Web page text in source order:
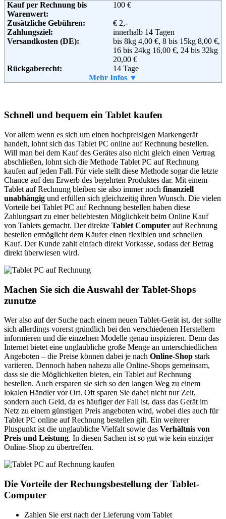
Kauf per Rechnung bis
Warenwert:
100 €
Zusätzliche Gebühren:
€ 2,-
Zahlungsziel:
innerhalb 14 Tagen
Versandkosten (DE):
bis 8kg 4,00 €, 8 bis 15kg 8,00 €,
16 bis 24kg 16,00 €, 24 bis 32kg
20,00 €
Rückgaberecht:
14 Tage
Nein
Mehr Infos ▼
Schnell und bequem ein Tablet kaufen
Vor allem wenn es sich um einen hochpreisigen Markengerät
handelt, lohnt sich das Tablet PC online auf Rechnung bestellen.
Will man bei dem Kauf des Gerätes also nicht gleich einen Vertrag
abschließen, lohnt sich die Methode Tablet PC auf Rechnung
kaufen auf jeden Fall. Für viele stellt diese Methode sogar die letzte
Chance auf den Erwerb des begehrten Produktes dar. Mit einem
Tablet auf Rechnung bleiben sie also immer noch finanziell
unabhängig und erfüllen sich gleichzeitig ihren Wunsch. Die vielen
Vorteile bei Tablet PC auf Rechnung bestellen haben diese
Zahlungsart zu einer beliebtesten Möglichkeit beim Online Kauf
von Tablets gemacht. Der direkte Tablet Computer auf Rechnung
bestellen ermöglicht dem Käufer einen flexiblen und schnellen
Kauf. Der Kunde zahlt einfach direkt Vorkasse, sodass der Betrag
direkt überwiesen wird.
Machen Sie sich die Auswahl der Tablet-Shops
zunutze
Wer also auf der Suche nach einem neuen Tablet-Gerät ist, der sollte
sich allerdings vorerst gründlich bei den verschiedenen Herstellern
informieren und die einzelnen Modelle genau inspizieren. Denn das
Internet bietet eine unglaubliche große Menge an unterschiedlichen
Angeboten – die Preise können dabei je nach Online-Shop stark
variieren. Dennoch haben nahezu alle Online-Shops gemeinsam,
dass sie die Möglichkeiten bieten, ein Tablet auf Rechnung
bestellen. Auch ersparen sie sich so den langen Weg zu einem
lokalen Händler vor Ort. Oft sparen Sie dabei nicht nur Zeit,
sondern auch Geld, da es häufiger der Fall ist, dass das Gerät im
Netz zu einem günstigen Preis angeboten wird, wobei dies auch für
Tablet PC online auf Rechnung bestellen gilt. Ein weiterer
Pluspunkt ist die unglaubliche Vielfalt sowie das Verhältnis von
Preis und Leistung. In diesen Sachen ist so gut wie kein einziger
Online-Shop zu übertreffen.
Die Vorteile der Rechungsbestellung der Tablet-
Computer
Zahlen Sie erst nach der Lieferung vom Tablet